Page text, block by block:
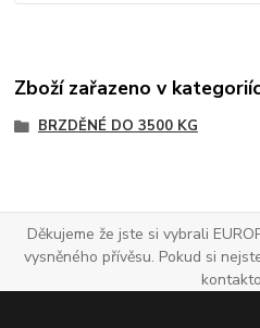
Zboží zařazeno v
BRZDĚNÉ DO 3500 KG
Děkujeme že jste si vybrali
vysněného přívěsu. Pokud si